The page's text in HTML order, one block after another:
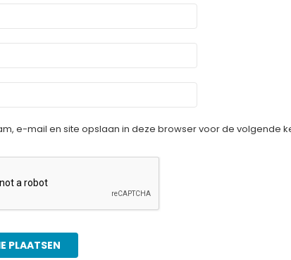
e-mail en site opslaan in deze browser voor de volgende